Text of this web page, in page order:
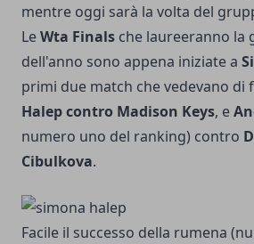
mentre oggi sarà la volta del
LeWta Finals che laureeranno la
dell'anno sono appena iniziate a
primi due match che vedevano di
Halep contro Madison Keys, e
numero uno del ranking) contro
Cibulkova.
Facile il successo della rumena